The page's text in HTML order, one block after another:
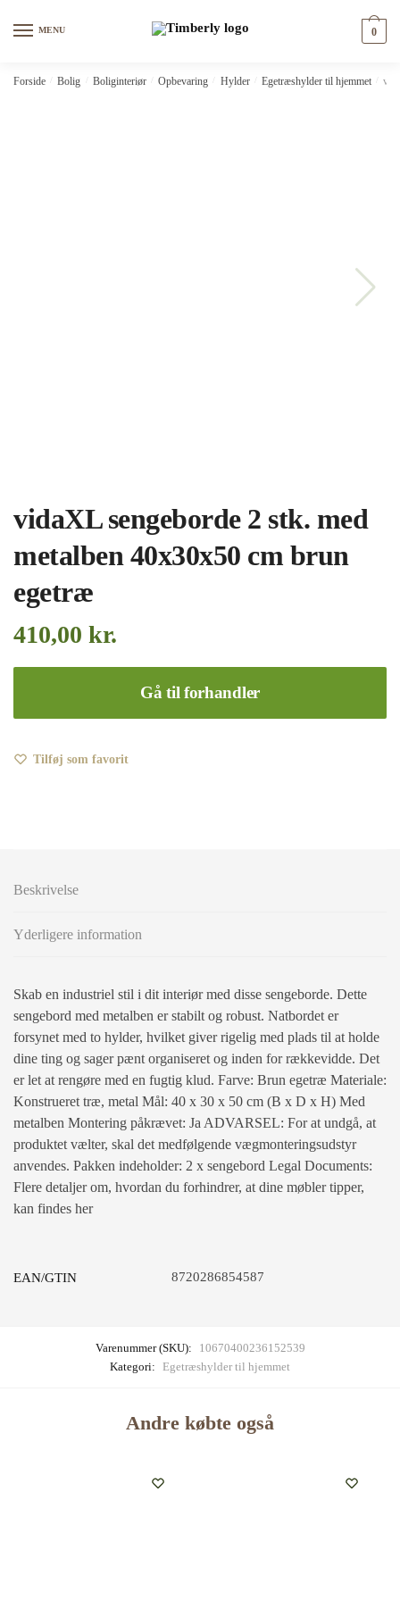
MENU 0
Forside Bolig Boliginteriør Opbevaring Hylder Egetræshylder til hjemmet
vidaXL sengeborde 2 stk. med
metalben 40x30x50 cm brun
egetræ
410,00 kr.
Gå til forhandler
Tilføj som favorit
Beskrivelse
Yderligere information
Skab en industriel stil i dit interiør med disse sengeborde. Dette
sengebord med metalben er stabilt og robust. Natbordet er
forsynet med to hylder, hvilket giver rigelig med plads til at holde
dine ting og sager pænt organiseret og inden for rækkevidde. Det
er let at rengøre med en fugtig klud. Farve: Brun egetræ Materiale:
Konstrueret træ, metal Mål: 40 x 30 x 50 cm (B x D x H) Med
metalben Montering påkrævet: Ja ADVARSEL: For at undgå, at
produktet vælter, skal det medfølgende vægmonteringsudstyr
anvendes. Pakken indeholder: 2 x sengebord Legal Documents:
Flere detaljer om, hvordan du forhindrer, at dine møbler tipper,
kan findes her
EAN/GTIN 8720286854587
Varenummer (SKU):
10670400236152539
Kategori: Egetræshylder til hjemmet
Andre købte også